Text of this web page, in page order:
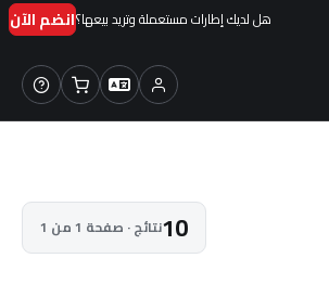
هل لديك إطارات مستعملة وتريد بيعها؟انضم الآن
10نتائج · صفحة 1 من 1